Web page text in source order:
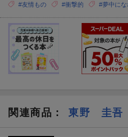
#友情もの #衝撃的 #夢中にな
関連商品 ： 東野 圭吾